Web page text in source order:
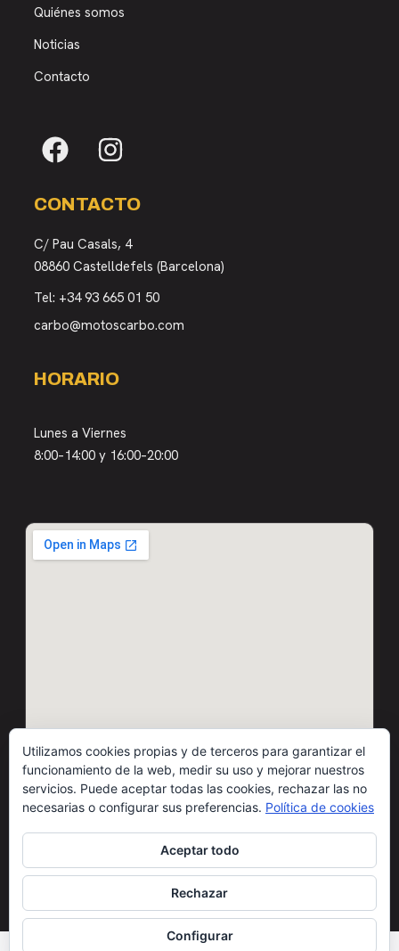
Quiénes somos
Noticias
Contacto
CONTACTO
C/ Pau Casals, 4
08860 Castelldefels (Barcelona)
Tel: +34 93 665 01 50
carbo@motoscarbo.com
HORARIO
Lunes a Viernes
8:00–14:00 y 16:00–20:00
© 2026 Motos Carbó · Todos los derechos reservados
Condiciones de usoCláusulas legalesPolítica de cookies
Privacidad redes sociales
Utilizamos cookies propias y de terceros para garantizar el
funcionamiento de la web, medir su uso y mejorar nuestros
servicios. Puede aceptar todas las cookies, rechazar las no
necesarias o configurar sus preferencias. Política de cookies
Aceptar todo
Rechazar
Configurar